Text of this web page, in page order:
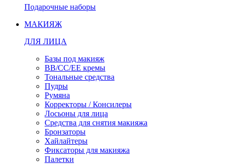
Подарочные наборы
МАКИЯЖ
ДЛЯ ЛИЦА
Базы под макияж
BB/CC/EE кремы
Тональные средства
Пудры
Румяна
Корректоры / Консилеры
Лосьоны для лица
Средства для снятия макияжа
Бронзаторы
Хайлайтеры
Фиксаторы для макияжа
Палетки